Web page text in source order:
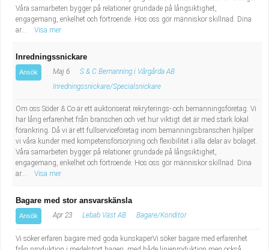
Våra samarbeten bygger på relationer grundade på långsiktighet,
engagemang, enkelhet och förtroende. Hos oss gör människor skillnad. Dina
ar...
Visa mer
Inredningssnickare
Ansök Maj 6
S & C Bemanning i Vårgårda AB
Inredningssnickare/Specialsnickare
Om oss Söder & Co är ett auktoriserat rekryterings- och bemanningsföretag. Vi
har lång erfarenhet från branschen och vet hur viktigt det är med stark lokal
förankring. Då vi är ett fullserviceföretag inom bemanningsbranschen hjälper
vi våra kunder med kompetensförsörjning och flexibilitet i alla delar av bolaget.
Våra samarbeten bygger på relationer grundade på långsiktighet,
engagemang, enkelhet och förtroende. Hos oss gör människor skillnad. Dina
ar...
Visa mer
Bagare med stor ansvarskänsla
Ansök Apr 23 Lebab Väst AB Bagare/Konditor
Vi söker erfaren bagare med goda kunskaperVi söker bagare med erfarenhet